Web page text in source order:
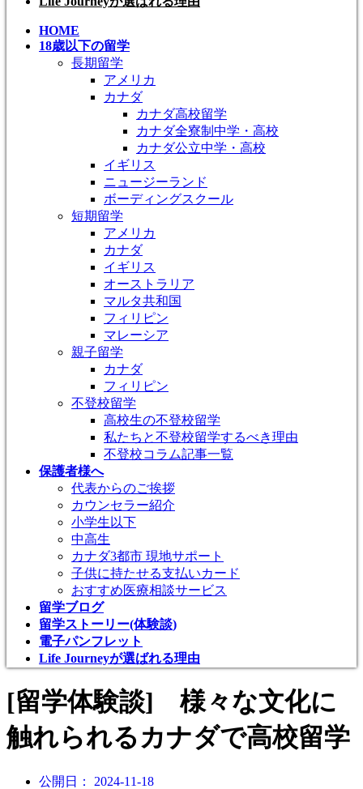
HOME
18歳以下の留学
長期留学
アメリカ
カナダ
カナダ高校留学
カナダ全寮制中学・高校
カナダ公立中学・高校
イギリス
ニュージーランド
ボーディングスクール
短期留学
アメリカ
カナダ
イギリス
オーストラリア
マルタ共和国
フィリピン
マレーシア
親子留学
カナダ
フィリピン
不登校留学
高校生の不登校留学
私たちと不登校留学するべき理由
不登校コラム記事一覧
保護者様へ
代表からのご挨拶
カウンセラー紹介
小学生以下
中高生
カナダ3都市 現地サポート
子供に持たせる支払いカード
おすすめ医療相談サービス
留学ブログ
留学ストーリー(体験談)
電子パンフレット
Life Journeyが選ばれる理由
[留学体験談] 様々な文化に
触れられるカナダで高校留学
公開日：
2024-11-18